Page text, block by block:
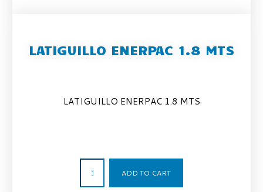
LATIGUILLO ENERPAC 1.8 MTS
LATIGUILLO ENERPAC 1.8 MTS
ADD TO CART